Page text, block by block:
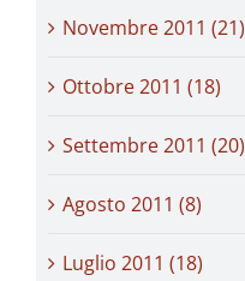
Novembre 2011 (21)
Ottobre 2011 (18)
Settembre 2011 (20)
Agosto 2011 (8)
Luglio 2011 (18)